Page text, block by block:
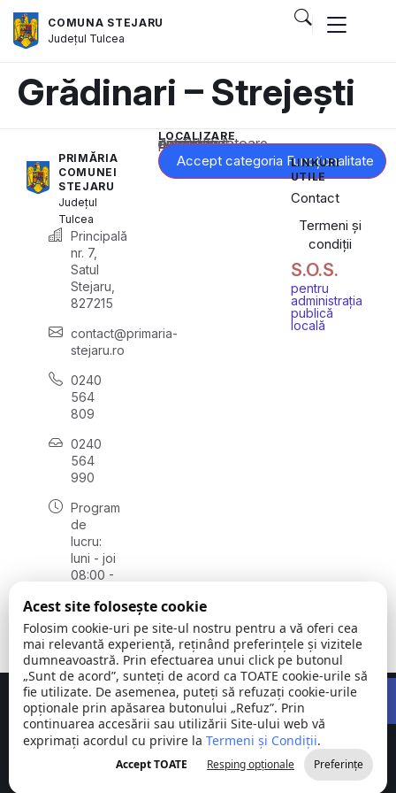
COMUNA STEJARU
Județul Tulcea
Grădinari – Strejești
PRIMĂRIA
COMUNEI
STEJARU
Județul
Tulcea
Principală
nr. 7,
Satul
Stejaru,
827215
contact@primaria-
stejaru.ro
0240
564
809
0240
564
990
Program
de
lucru:
luni - joi
08:00 -
vineri
08:00 -
14:00
LOCALIZARE
Acest conținut este blocat până când acceptați categoria corespunzătoare de cookie-uri.
Accept categoria Funcționalitate
LINKURI
UTILE
Contact
Termeni și
condiții
S.O.S.
pentru
administrația
publică
locală
Comuna
Stejaru |
județul Tulcea
©
2026
Toate
drepturile
rezervate
Concept realizat deBig Media Relații Publice SRL
Acest site folosește cookie
Folosim cookie-uri pe site-ul nostru pentru a vă oferi cea
mai relevantă experiență, reținând preferințele și vizitele
dumneavoastră. Prin efectuarea unui click pe butonul
„Sunt de acord”, sunteți de acord ca TOATE cookie-urile să
fie utilizate. De asemenea, puteți să refuzați cookie-urile
opționale prin apăsarea butonului „Refuz”. Prin
continuarea accesării sau utilizării Site-ului web vă
exprimați acordul cu privire la Termeni și Condiții.
Accept TOATE Resping opționale Preferințe